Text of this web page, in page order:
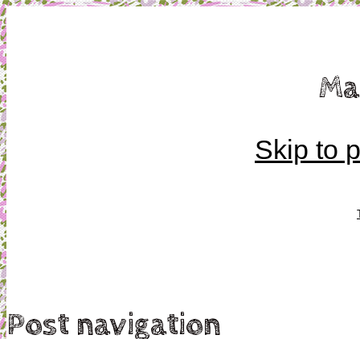
Skip to
Post navigation